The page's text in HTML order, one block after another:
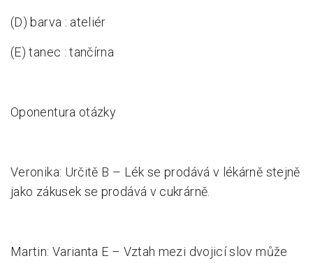
(D) barva : ateliér
(E) tanec : tančírna
Oponentura otázky
Veronika: Určitě B – Lék se prodává v lékárně stejně
jako zákusek se prodává v cukrárně.
Martin: Varianta E – Vztah mezi dvojicí slov může